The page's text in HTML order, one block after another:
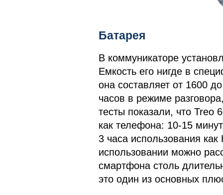
Батарея
В коммуникаторе
Емкость его нигде в
она составляет от 1600
часов в режиме
тесты показали, что Treo
как телефона: 10-15
3 часа использования
использовании можно
смартфона столь
это один из основных